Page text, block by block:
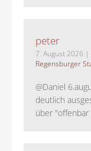
peter
7. August 2026 |
Regensburger
@Daniel
deutlich
über "offenbar